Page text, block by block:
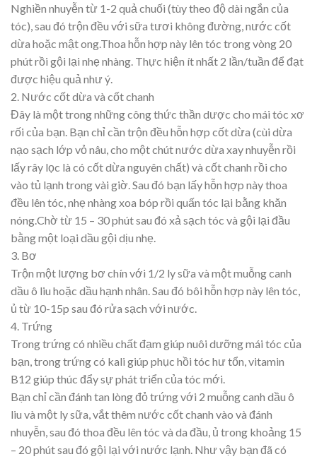
Nghiền nhuyễn từ 1-2 quả chuối (tùy theo độ dài ngắn của
tóc), sau đó trộn đều với sữa tươi không đường, nước cốt
dừa hoặc mật ong.Thoa hỗn hợp này lên tóc trong vòng 20
phút rồi gội lại nhẹ nhàng. Thực hiện ít nhất 2 lần/tuần để đạt
được hiệu quả như ý.
2. Nước cốt dừa và cốt chanh
Đây là một trong những công thức thần dược cho mái tóc xơ
rối của bạn. Bạn chỉ cần trộn đều hỗn hợp cốt dừa (cùi dừa
nạo sạch lớp vỏ nâu, cho một chút nước dừa xay nhuyễn rồi
lấy rây lọc là có cốt dừa nguyên chất) và cốt chanh rồi cho
vào tủ lạnh trong vài giờ. Sau đó bạn lấy hỗn hợp này thoa
đều lên tóc, nhẹ nhàng xoa bóp rồi quấn tóc lại bằng khăn
nóng.Chờ từ 15 – 30 phút sau đó xả sạch tóc và gội lại đầu
bằng một loại dầu gội dịu nhẹ.
3. Bơ
Trộn một lượng bơ chín với 1/2 ly sữa và một muỗng canh
dầu ô liu hoặc dầu hạnh nhân. Sau đó bôi hỗn hợp này lên tóc,
ủ từ 10-15p sau đó rửa sạch với nước.
4. Trứng
Trong trứng có nhiều chất đạm giúp nuôi dưỡng mái tóc của
bạn, trong trứng có kali giúp phục hồi tóc hư tổn, vitamin
B12 giúp thúc đẩy sự phát triển của tóc mới.
Bạn chỉ cần đánh tan lòng đỏ trứng với 2 muỗng canh dầu ô
liu và một ly sữa, vắt thêm nước cốt chanh vào và đánh
nhuyễn, sau đó thoa đều lên tóc và da đầu, ủ trong khoảng 15
– 20 phút sau đó gội lại với nước lạnh. Như vậy bạn đã có